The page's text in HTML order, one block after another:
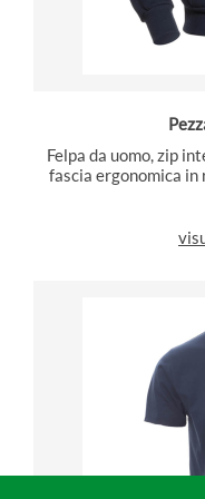
Felpa da uomo, zip
fascia ergonomica in